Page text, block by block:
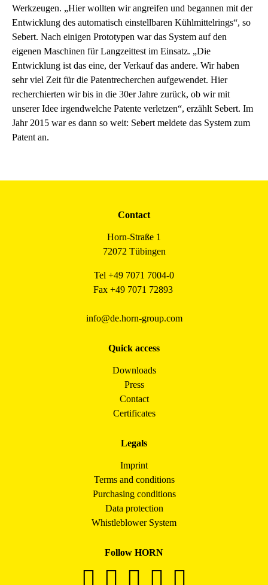
Werkzeugen. „Hier wollten wir angreifen und begannen mit der
Entwicklung des automatisch einstellbaren Kühlmittelrings“, so
Sebert. Nach einigen Prototypen war das System auf den
eigenen Maschinen für Langzeittest im Einsatz. „Die
Entwicklung ist das eine, der Verkauf das andere. Wir haben
sehr viel Zeit für die Patentrecherchen aufgewendet. Hier
recherchierten wir bis in die 30er Jahre zurück, ob wir mit
unserer Idee irgendwelche Patente verletzen“, erzählt Sebert. Im
Jahr 2015 war es dann so weit: Sebert meldete das System zum
Patent an.
Contact
Horn-Straße 1
72072 Tübingen
Tel +49 7071 7004-0
Fax +49 7071 72893
info@de.horn-group.com
Quick access
Downloads
Press
Contact
Certificates
Legals
Imprint
Terms and conditions
Purchasing conditions
Data protection
Whistleblower System
Follow HORN